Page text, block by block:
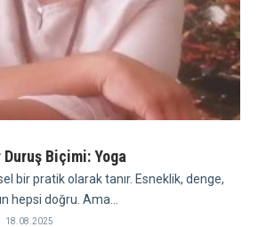
Biçimi: Yoga
bir pratik olarak tanır. Esneklik, denge,
hepsi doğru. Ama...
18.08.2025